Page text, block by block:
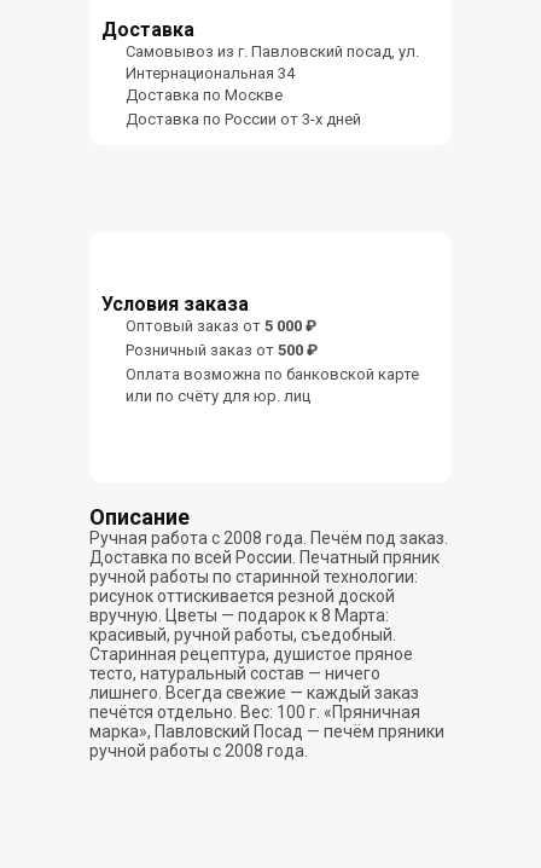
Описание
Ручная работа с 2008 года. Печём под заказ.
Доставка по всей России. Печатный пряник
ручной работы по старинной технологии:
рисунок оттискивается резной доской
вручную. Цветы — подарок к 8 Марта:
красивый, ручной работы, съедобный.
Старинная рецептура, душистое пряное
тесто, натуральный состав — ничего
лишнего. Всегда свежие — каждый заказ
печётся отдельно. Вес: 100 г. «Пряничная
марка», Павловский Посад — печём пряники
ручной работы с 2008 года.
Доставка
Самовывоз из г. Павловский посад, ул.
Интернациональная 34
Доставка по Москве
Доставка по России от 3-х дней
Условия заказа
Оптовый заказ от 5 000 ₽
Розничный заказ от 500 ₽
Оплата возможна по банковской карте
или по счёту для юр. лиц